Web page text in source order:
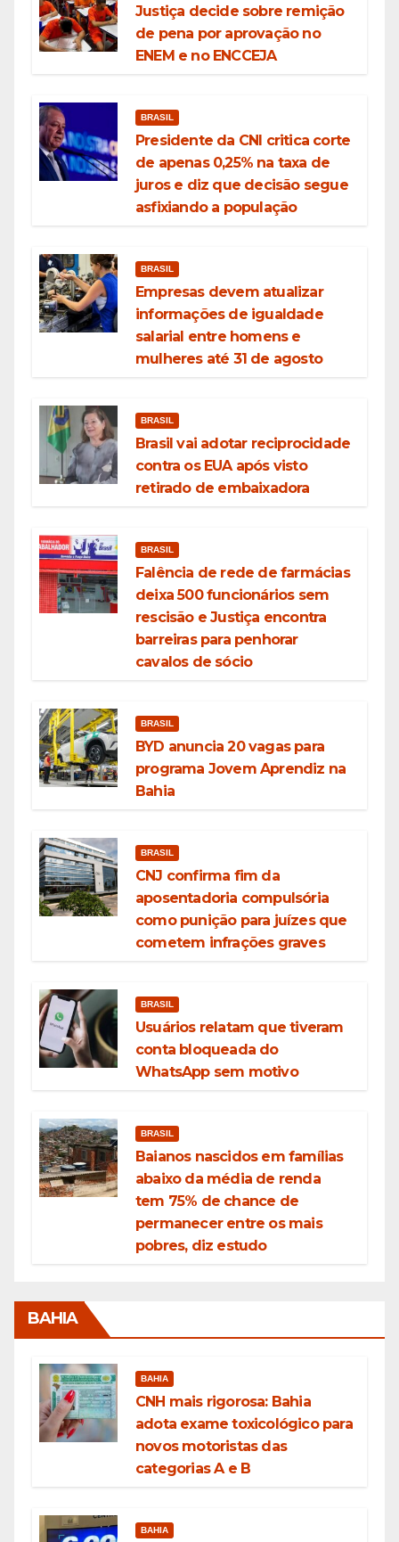
Justiça decide sobre remição
de pena por aprovação no
ENEM e no ENCCEJA
BRASIL
Presidente da CNI critica corte
de apenas 0,25% na taxa de
juros e diz que decisão segue
asfixiando a população
BRASIL
Empresas devem atualizar
informações de igualdade
salarial entre homens e
mulheres até 31 de agosto
BRASIL
Brasil vai adotar reciprocidade
contra os EUA após visto
retirado de embaixadora
BRASIL
Falência de rede de farmácias
deixa 500 funcionários sem
rescisão e Justiça encontra
barreiras para penhorar
cavalos de sócio
BRASIL
BYD anuncia 20 vagas para
programa Jovem Aprendiz na
Bahia
BRASIL
CNJ confirma fim da
aposentadoria compulsória
como punição para juízes que
cometem infrações graves
BRASIL
Usuários relatam que tiveram
conta bloqueada do
WhatsApp sem motivo
BRASIL
Baianos nascidos em famílias
abaixo da média de renda
tem 75% de chance de
permanecer entre os mais
pobres, diz estudo
BAHIA
BAHIA
CNH mais rigorosa: Bahia
adota exame toxicológico para
novos motoristas das
categorias A e B
BAHIA